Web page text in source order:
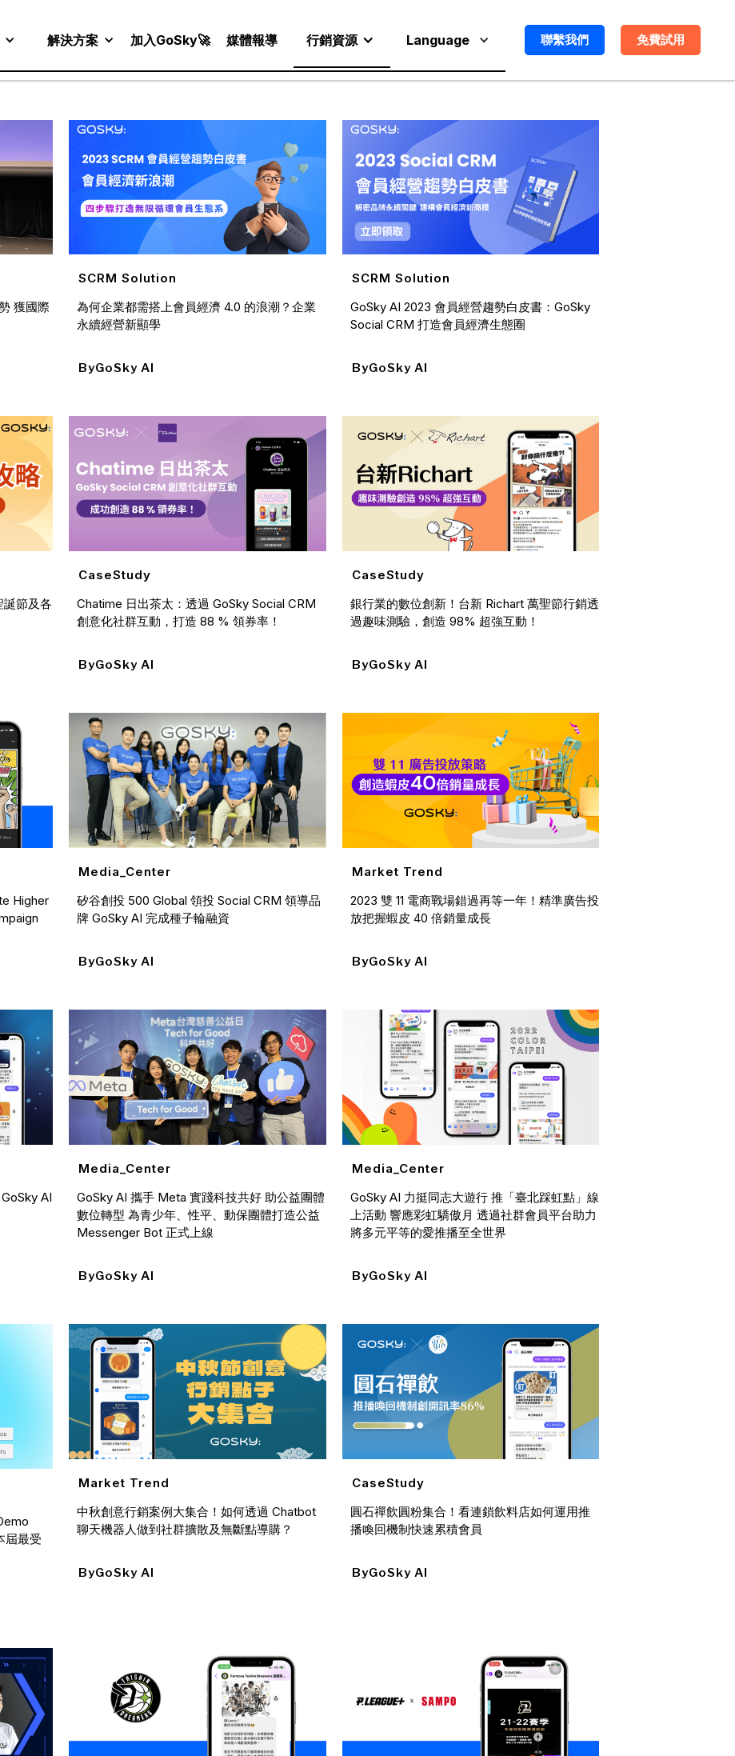
解決方案 加入GoSky🚀 媒體報導 行銷資源 Language 聯繫我們 免費試用
獲國際
SCRM Solution
為何企業都需搭上會員經濟 4.0 的浪潮？企業
永續經營新顯學
ByGoSky AI
SCRM Solution
GoSky AI 2023 會員經營趨勢白皮書：GoSky
Social CRM 打造會員經濟生態圈
ByGoSky AI
節及各
CaseStudy
Chatime 日出茶太：透過 GoSky Social CRM
創意化社群互動，打造 88 % 領券率！
ByGoSky AI
CaseStudy
銀行業的數位創新！台新 Richart 萬聖節行銷透
過趣味測驗，創造 98% 超強互動！
ByGoSky AI
Higher
Media_Center
矽谷創投 500 Global 領投 Social CRM 領導品
牌 GoSky AI 完成種子輪融資
ByGoSky AI
Market Trend
2023 雙 11 電商戰場錯過再等一年！精準廣告投
放把握蝦皮 40 倍銷量成長
ByGoSky AI
AI
Media_Center
GoSky AI 攜手 Meta 實踐科技共好 助公益團體
數位轉型 為青少年、性平、動保團體打造公益
Messenger Bot 正式上線
ByGoSky AI
Media_Center
GoSky AI 力挺同志大遊行 推「臺北踩虹點」線
上活動 響應彩虹驕傲月 透過社群會員平台助力
將多元平等的愛推播至全世界
ByGoSky AI
屆最受
Market Trend
中秋創意行銷案例大集合！如何透過 Chatbot
聊天機器人做到社群擴散及無斷點導購？
ByGoSky AI
CaseStudy
圓石禪飲圓粉集合！看連鎖飲料店如何運用推
播喚回機制快速累積會員
ByGoSky AI